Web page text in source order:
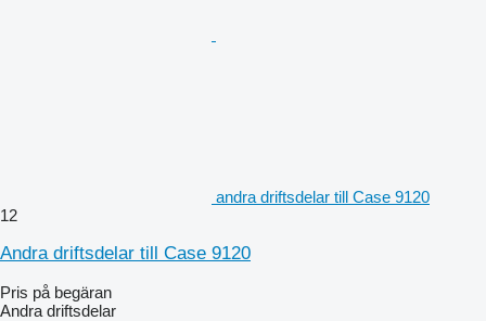
andra driftsdelar till Case 9120
12
Andra driftsdelar till Case 9120
Pris på begäran
Andra driftsdelar